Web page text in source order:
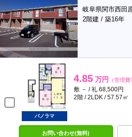
岐阜県関市西田
2階建 / 築16年
4.85 万円 （管理
敷 － / 礼 68,500円
2階 / 2LDK / 57.57㎡
パノラマ
お問い合わせ(無料)